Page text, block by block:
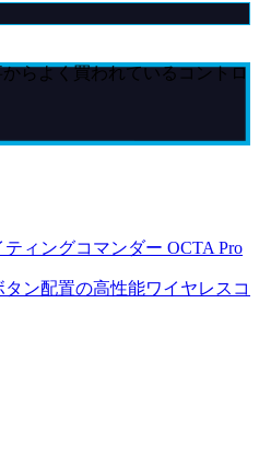
らよく買われているコントロ
ィングコマンダー OCTA Pro
ン配置の高性能ワイヤレスコ